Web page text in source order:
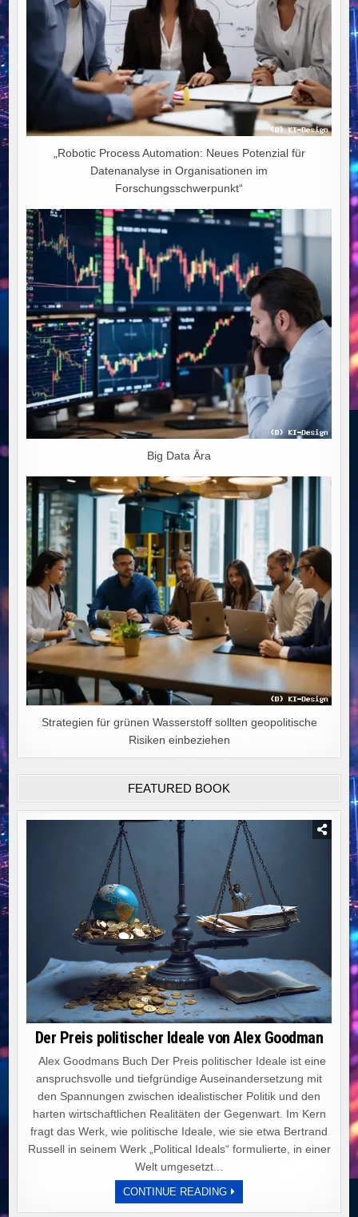
„Robotic Process Automation: Neues Potenzial für
Datenanalyse in Organisationen im
Forschungsschwerpunkt“
Big Data Ära
Strategien für grünen Wasserstoff sollten geopolitische
Risiken einbeziehen
FEATURED BOOK
Der Preis politischer Ideale von Alex Goodman
Alex Goodmans Buch Der Preis politischer Ideale ist eine
anspruchsvolle und tiefgründige Auseinandersetzung mit
den Spannungen zwischen idealistischer Politik und den
harten wirtschaftlichen Realitäten der Gegenwart. Im Kern
fragt das Werk, wie politische Ideale, wie sie etwa Bertrand
Russell in seinem Werk „Political Ideals“ formulierte, in einer
Welt umgesetzt...
CONTINUE READINGDER
PREIS
POLITISCHER